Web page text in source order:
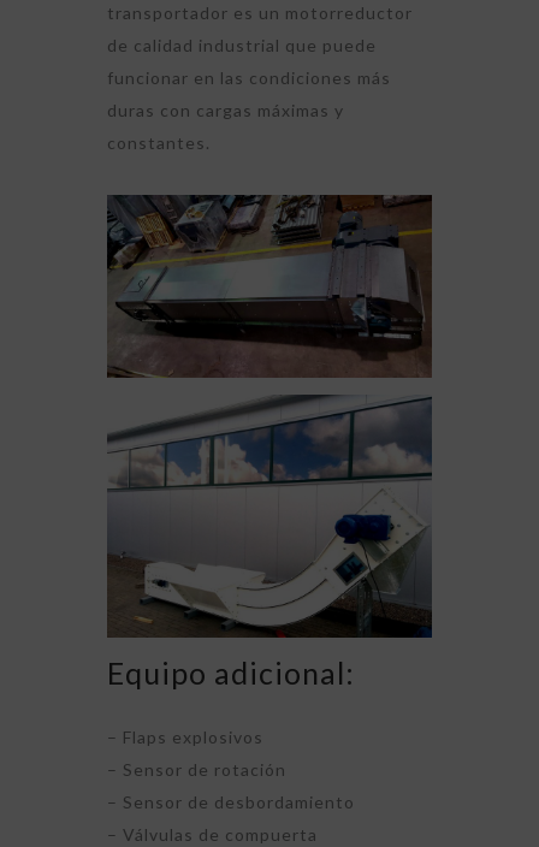
transportador es un motorreductor
de calidad industrial que puede
funcionar en las condiciones más
duras con cargas máximas y
constantes.
Equipo adicional:
– Flaps explosivos
– Sensor de rotación
– Sensor de desbordamiento
– Válvulas de compuerta